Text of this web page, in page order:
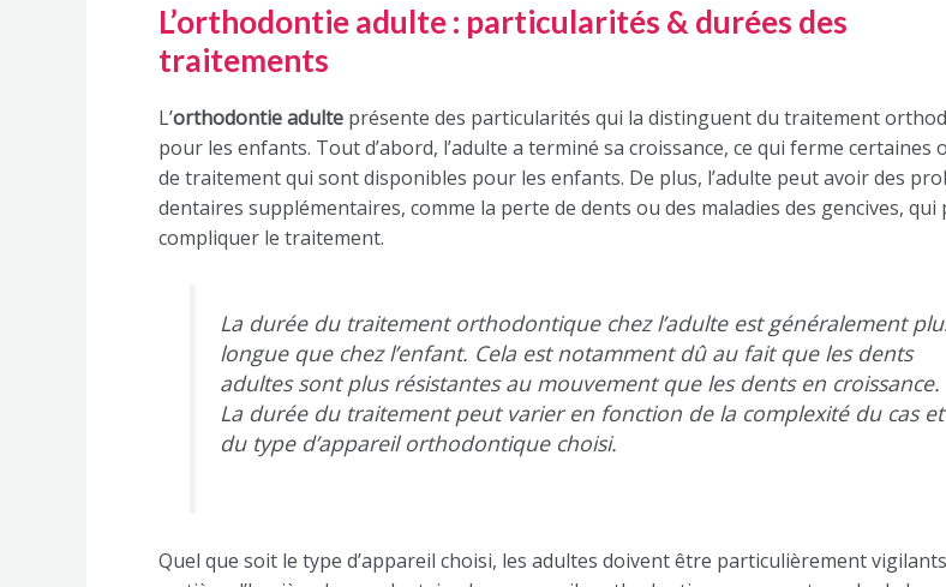
L’orthodontie adulte : particularités & durées des
traitements
L’orthodontie adulte présente des particularités qui la distinguent du traitement
pour les enfants. Tout d’abord, l’adulte a terminé sa croissance, ce qui ferme certaines
de traitement qui sont disponibles pour les enfants. De plus, l’adulte peut avoir des
dentaires supplémentaires, comme la perte de dents ou des maladies des gencives, qui
compliquer le traitement.
La durée du traitement orthodontique chez l’adulte est généralement
longue que chez l’enfant. Cela est notamment dû au fait que les dents
adultes sont plus résistantes au mouvement que les dents en croissance.
La durée du traitement peut varier en fonction de la complexité du cas et
du type d’appareil orthodontique choisi.
Quel que soit le type d’appareil choisi, les adultes doivent être particulièrement